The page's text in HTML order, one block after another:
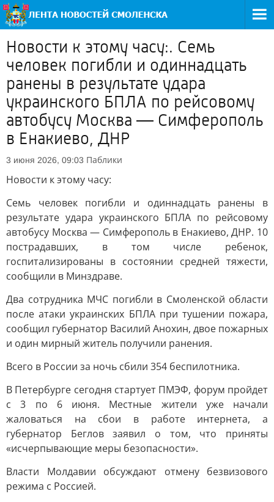
Новости к этому часу:. Семь
человек погибли и одиннадцать
ранены в результате удара
украинского БПЛА по рейсовому
автобусу Москва — Симферополь
в Енакиево, ДНР
3 июня 2026, 09:03 Паблики
Новости к этому часу:
Семь человек погибли и одиннадцать ранены в
результате удара украинского БПЛА по рейсовому
автобусу Москва — Симферополь в Енакиево, ДНР. 10
пострадавших, в том числе ребенок,
госпитализированы в состоянии средней тяжести,
сообщили в Минздраве.
Два сотрудника МЧС погибли в Смоленской области
после атаки украинских БПЛА при тушении пожара,
сообщил губернатор Василий Анохин, двое пожарных
и один мирный житель получили ранения.
Всего в России за ночь сбили 354 беспилотника.
В Петербурге сегодня стартует ПМЭФ, форум пройдет
с 3 по 6 июня. Местные жители уже начали
жаловаться на сбои в работе интернета, а
губернатор Беглов заявил о том, что приняты
«исчерпывающие меры безопасности».
Власти Молдавии обсуждают отмену безвизового
режима с Россией.